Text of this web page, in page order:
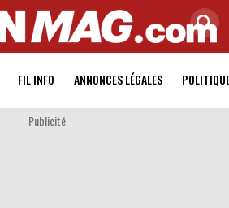
FIL INFO ANNONCES LÉGALES
Publicité